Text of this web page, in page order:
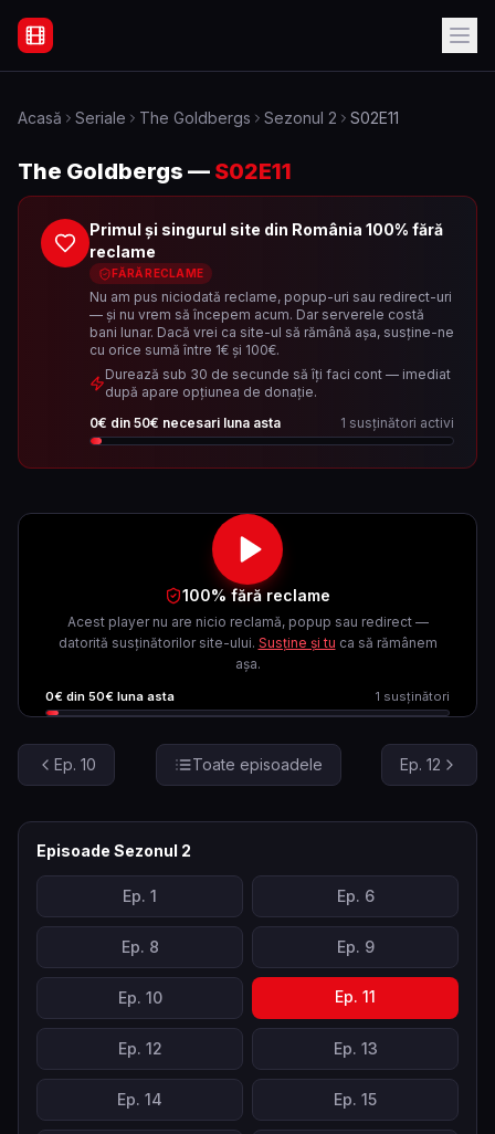
Filme Online Subtitrate - Acasă
Acasă Seriale The Goldbergs Sezonul 2 S02E11
The Goldbergs — S02E11
Primul și singurul site din România 100% fără
reclame
FĂRĂ RECLAME
Nu am pus niciodată reclame, popup-uri sau redirect-uri
— și nu vrem să începem acum. Dar serverele costă
bani lunar. Dacă vrei ca site-ul să rămână așa, susține-ne
cu orice sumă între 1€ și 100€.
Durează sub 30 de secunde să îți faci cont — imediat
după apare opțiunea de donație.
0€ din 50€ necesari luna asta 1 susținători activi
100% fără reclame
Acest player nu are nicio reclamă, popup sau redirect —
datorită susținătorilor site-ului. Susține și tu ca să rămânem
așa.
0€ din 50€ luna asta 1 susținători
Ep. 10 Toate episoadele Ep. 12
Episoade Sezonul 2
Ep. 1 Ep. 6
Ep. 8 Ep. 9
Ep. 10 Ep. 11
Ep. 12 Ep. 13
Ep. 14 Ep. 15